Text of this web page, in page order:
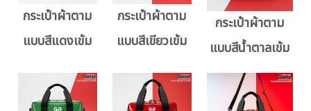
กระเป๋าผ้าตาม
แบบสีแดงเข้ม
กระเป๋าผ้าตาม
แบบสีเขียวเข้ม
กระเป๋าผ้าตาม
แบบสีน้ำตาลเข้ม